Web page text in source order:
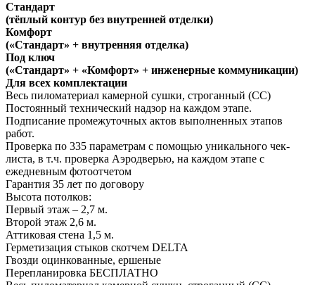
Стандарт
(тёплый контур без внутренней отделки)
Комфорт
(«Стандарт» + внутренняя отделка)
Под ключ
(«Стандарт» + «Комфорт» + инженерные коммуникации)
Для всех комплектации
Весь пиломатериал камерной сушки, строганный (СС)
Постоянный технический надзор на каждом этапе.
Подписание промежуточных актов выполненных этапов
работ.
Проверка по 335 параметрам с помощью уникального чек-
листа, в т.ч. проверка Аэродверью, на каждом этапе с
ежедневным фотоотчетом
Гарантия 35 лет по договору
Высота потолков:
Первый этаж – 2,7 м.
Второй этаж 2,6 м.
Аттиковая стена 1,5 м.
Герметизация стыков скотчем DELTA
Гвозди оцинкованные, ершеные
Перепланировка БЕСПЛАТНО